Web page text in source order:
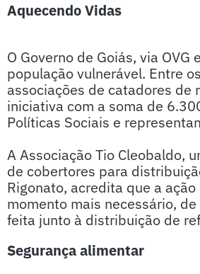
Aquecendo Vidas
O Governo de Goiás, via
população vulnerável. Entre
associações de catadores de
iniciativa com a soma de
Políticas Sociais e
A Associação Tio Cleobaldo,
de cobertores para
Rigonato, acredita que a
momento mais necessário,
feita junto à distribuição de
Segurança alimentar